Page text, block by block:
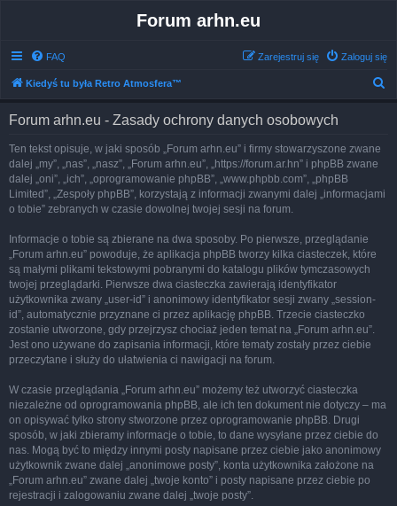
Forum arhn.eu
FAQ Zaloguj się
Zarejestruj się
Kiedyś tu była Retro Atmosfera™
Forum arhn.eu - Zasady ochrony danych osobowych
Ten tekst opisuje, w jaki sposób „Forum arhn.eu” i firmy stowarzyszone zwane
dalej „my”, „nas”, „nasz”, „Forum arhn.eu”, „https://forum.ar.hn” i phpBB zwane
dalej „oni”, „ich”, „oprogramowanie phpBB”, „www.phpbb.com”, „phpBB
Limited”, „Zespoły phpBB”, korzystają z informacji zwanymi dalej „informacjami
o tobie” zebranych w czasie dowolnej twojej sesji na forum.
Informacje o tobie są zbierane na dwa sposoby. Po pierwsze, przeglądanie
„Forum arhn.eu” powoduje, że aplikacja phpBB tworzy kilka ciasteczek, które
są małymi plikami tekstowymi pobranymi do katalogu plików tymczasowych
twojej przeglądarki. Pierwsze dwa ciasteczka zawierają identyfikator
użytkownika zwany „user-id” i anonimowy identyfikator sesji zwany „session-
id”, automatycznie przyznane ci przez aplikację phpBB. Trzecie ciasteczko
zostanie utworzone, gdy przejrzysz chociaż jeden temat na „Forum arhn.eu”.
Jest ono używane do zapisania informacji, które tematy zostały przez ciebie
przeczytane i służy do ułatwienia ci nawigacji na forum.
W czasie przeglądania „Forum arhn.eu” możemy też utworzyć ciasteczka
niezależne od oprogramowania phpBB, ale ich ten dokument nie dotyczy – ma
on opisywać tylko strony stworzone przez oprogramowanie phpBB. Drugi
sposób, w jaki zbieramy informacje o tobie, to dane wysyłane przez ciebie do
nas. Mogą być to między innymi posty napisane przez ciebie jako anonimowy
użytkownik zwane dalej „anonimowe posty”, konta użytkownika założone na
„Forum arhn.eu” zwane dalej „twoje konto” i posty napisane przez ciebie po
rejestracji i zalogowaniu zwane dalej „twoje posty”.